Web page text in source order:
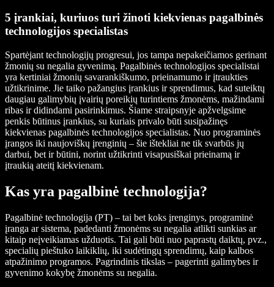
5 įrankiai, kuriuos turi žinoti kiekvienas pagalbinės
technologijos specialistas
Spartėjant technologijų progresui, jos tampa nepakeičiamos gerinant
žmonių su negalia gyvenimą. Pagalbinės technologijos specialistai
yra kertiniai žmonių savarankiškumo, prieinamumo ir įtraukties
užtikrinime. Jie taiko pažangius įrankius ir sprendimus, kad suteiktų
daugiau galimybių įvairių poreikių turintiems žmonėms, mažindami
ribas ir didindami pasirinkimus. Šiame straipsnyje apžvelgsime
penkis būtinus įrankius, su kuriais privalo būti susipažinęs
kiekvienas pagalbinės technologijos specialistas. Nuo programinės
įrangos iki naujoviškų įrenginių – šie ištekliai ne tik svarbūs jų
darbui, bet ir būtini, norint užtikrinti visapusiškai prieinamą ir
įtraukią ateitį kiekvienam.
Kas yra pagalbinė technologija?
Pagalbinė technologija (PT) – tai bet koks įrenginys, programinė
įranga ar sistema, padedanti žmonėms su negalia atlikti sunkias ar
kitaip neįveikiamas užduotis. Tai gali būti nuo paprastų daiktų, pvz.,
specialių pieštuko laikiklių, iki sudėtingų sprendimų, kaip kalbos
atpažinimo programos. Pagrindinis tikslas – pagerinti galimybes ir
gyvenimo kokybę žmonėms su negalia.